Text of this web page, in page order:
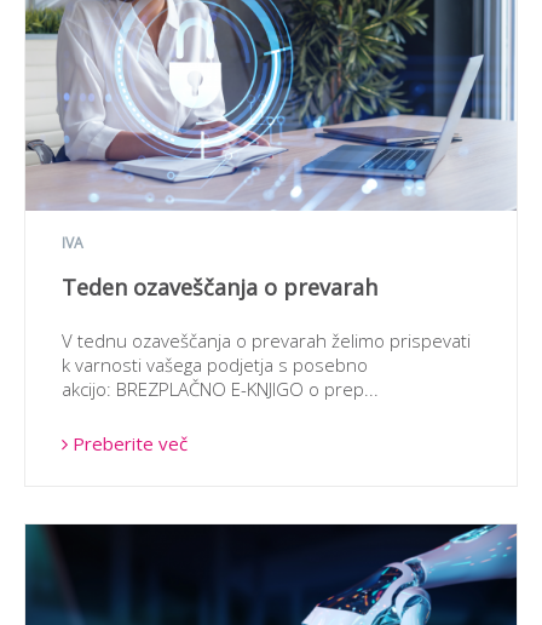
IVA
Teden ozaveščanja o prevarah
V tednu ozaveščanja o prevarah želimo prispevati
k varnosti vašega podjetja s posebno
akcijo: BREZPLAČNO E-KNJIGO o prep...
Preberite več